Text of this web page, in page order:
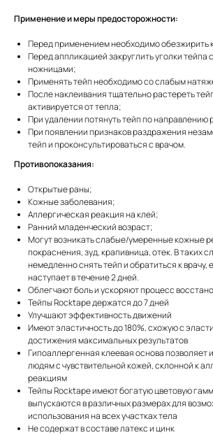
Применение и меры предосторожности:
Перед применением необходимо обезжирить
Перед аппликацией закруглить уголки тейпа
ножницами;
Применять тейп необходимо со слабым
После наклеивания тщательно растереть
активируется от тепла;
При удалении потянуть тейп по направлению
При появлении признаков раздражения
тейп и проконсультироваться с врачом.
Противопоказания:
Открытые раны;
Кожные заболевания;
Аллергическая реакция на клей;
Ранний младенческий возраст;
Могут возникать слабые/умеренные кожные
покраснения, зуд, крапивница, отек. В таких
немедленно снять тейп и обратиться к врачу,
наступает в течение 2 дней.
Облегчают боль и ускоряют процесс
Тейпы Rocktape держатся до 7 дней
Улучшают эффективность движений
Имеют эластичность до 180%, схожую с
достижения максимальных результатов
Гипоаллергенная клеевая основа позволяет
людям с чувствительной кожей, склонной к
реакциям
Тейпы Rocktape имеют богатую цветовую
выпускаются в различных размерах для
использования на всех участках тела
Не содержат в составе латекс и цинк